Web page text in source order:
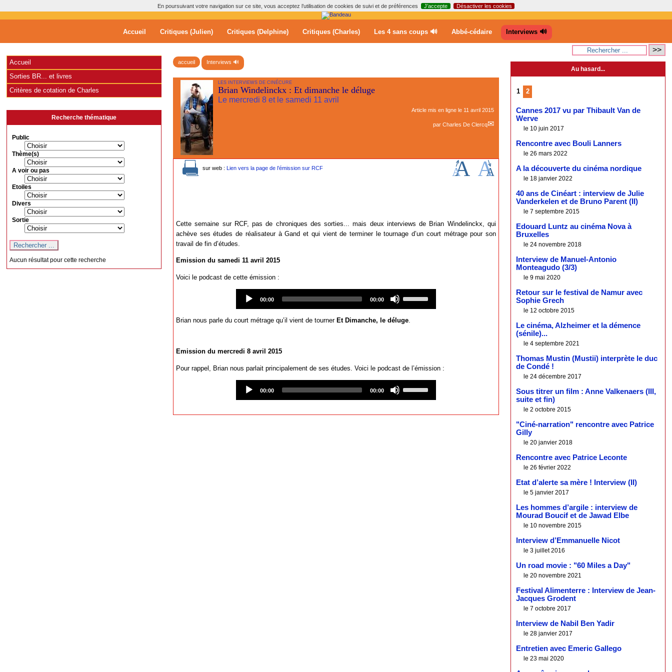
En poursuivant votre navigation sur ce site, vous acceptez l’utilisation de cookies de suivi et de préférences J’accepte Désactiver les cookies
Accueil Critiques (Julien) Critiques (Delphine) Critiques (Charles) Les 4 sans coups 🔊 Abbé-cédaire Interviews 🔊
accueil Interviews 🔊
LES INTERVIEWS DE CINÉCURE
Brian Windelinckx : Et dimanche le déluge
Le mercredi 8 et le samedi 11 avril
Article mis en ligne le 11 avril 2015
par Charles De Clercq
sur web : Lien vers la page de l’émission sur RCF
Cette semaine sur RCF, pas de chroniques des sorties... mais deux interviews de Brian Windelinckx, qui
achève ses études de réalisateur à Gand et qui vient de terminer le tournage d’un court métrage pour son
travail de fin d’études.
Emission du samedi 11 avril 2015
Voici le podcast de cette émission :
00:00 00:00
Up/Down
to
Brian nous parle du court métrage qu’il vient de tourner Et Dimanche, le déluge.
Emission du mercredi 8 avril 2015
Pour rappel, Brian nous parlait principalement de ses études. Voici le podcast de l’émission :
Player
00:00 00:00
Up/Down
Arrow
to
Accueil
Sorties BR... et livres
Critères de cotation de Charles
Recherche thématique
Public
Thème(s)
A voir ou pas
Etoiles
Divers
Sortie
Aucun résultat pour cette recherche
Au hasard...
1 2
Cannes 2017 vu par Thibault Van de
Werve
le 10 juin 2017
Rencontre avec Bouli Lanners
le 26 mars 2022
A la découverte du cinéma nordique
le 18 janvier 2022
40 ans de Cinéart : interview de Julie
Vanderkelen et de Bruno Parent (II)
le 7 septembre 2015
Edouard Luntz au cinéma Nova à
Bruxelles
le 24 novembre 2018
Interview de Manuel-Antonio
Monteagudo (3/3)
le 9 mai 2020
Retour sur le festival de Namur avec
Sophie Grech
le 12 octobre 2015
Le cinéma, Alzheimer et la démence
(sénile)...
le 4 septembre 2021
Thomas Mustin (Mustii) interprète le duc
de Condé !
le 24 décembre 2017
Sous titrer un film : Anne Valkenaers (III,
suite et fin)
le 2 octobre 2015
"Ciné-narration" rencontre avec Patrice
Gilly
le 20 janvier 2018
Rencontre avec Patrice Leconte
le 26 février 2022
Etat d’alerte sa mère ! Interview (II)
le 5 janvier 2017
Les hommes d’argile : interview de
Mourad Boucif et de Jawad Elbe
le 10 novembre 2015
Interview d’Emmanuelle Nicot
le 3 juillet 2016
Un road movie : "60 Miles a Day"
le 20 novembre 2021
Festival Alimenterre : Interview de Jean-
Jacques Grodent
le 7 octobre 2017
Interview de Nabil Ben Yadir
le 28 janvier 2017
Entretien avec Emeric Gallego
le 23 mai 2020